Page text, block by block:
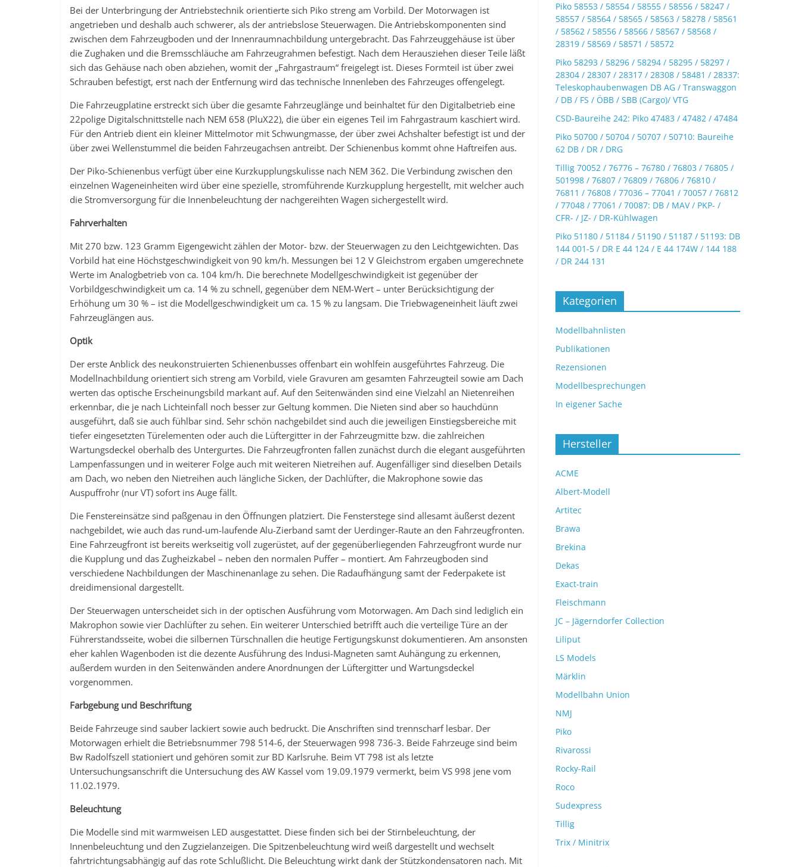
Bei der Unterbringung der Antriebstechnik orientierte sich Piko streng am Vorbild. Der Motorwagen ist
angetrieben und deshalb auch schwerer, als der antriebslose Steuerwagen. Die Antriebskomponenten sind
zwischen dem Fahrzeugboden und der Innenraumnachbildung untergebracht. Das Fahrzeuggehäuse ist über
die Zughaken und die Bremsschläuche am Fahrzeugrahmen befestigt. Nach dem Herausziehen dieser Teile läßt
sich das Gehäuse nach oben abziehen, womit der „Fahrgastraum“ freigelegt ist. Dieses Formteil ist über zwei
Schrauben befestigt, erst nach der Entfernung wird das technische Innenleben des Fahrzeuges offengelegt.
Die Fahrzeugplatine erstreckt sich über die gesamte Fahrzeuglänge und beinhaltet für den Digitalbetrieb eine
22polige Digitalschnittstelle nach NEM 658 (PluX22), die über ein eigenes Teil im Fahrgastraum kaschiert wird.
Für den Antrieb dient ein kleiner Mittelmotor mit Schwungmasse, der über zwei Achshalter befestigt ist und der
über zwei Wellenstummel die beiden Fahrzeugachsen antreibt. Der Schienenbus kommt ohne Haftreifen aus.
Der Piko-Schienenbus verfügt über eine Kurzkupplungskulisse nach NEM 362. Die Verbindung zwischen den
einzelnen Wageneinheiten wird über eine spezielle, stromführende Kurzkupplung hergestellt, mit welcher auch
die Stromversorgung für die Innenbeleuchtung der nachgereihten Wagen sichergestellt wird.
Fahrverhalten
Mit 270 bzw. 123 Gramm Eigengewicht zählen der Motor- bzw. der Steuerwagen zu den Leichtgewichten. Das
Vorbild hat eine Höchstgeschwindigkeit von 90 km/h. Messungen bei 12 V Gleichstrom ergaben umgerechnete
Werte im Analogbetrieb von ca. 104 km/h. Die berechnete Modellgeschwindigkeit ist gegenüber der
Vorbildgeschwindigkeit um ca. 14 % zu schnell, gegenüber dem NEM-Wert – unter Berücksichtigung der
Erhöhung um 30 % – ist die Modellgeschwindigkeit um ca. 15 % zu langsam. Die Triebwageneinheit läuft zwei
Fahrzeuglängen aus.
Optik
Der erste Anblick des neukonstruierten Schienenbusses offenbart ein wohlfein ausgeführtes Fahrzeug. Die
Modellnachbildung orientiert sich streng am Vorbild, viele Gravuren am gesamten Fahrzeugteil sowie am Dach
werten das optische Erscheinungsbild markant auf. Auf den Seitenwänden sind eine Vielzahl an Nietenreihen
erkennbar, die je nach Lichteinfall noch besser zur Geltung kommen. Die Nieten sind aber so hauchdünn
ausgeführt, daß sie auch fühlbar sind. Sehr schön nachgebildet sind auch die jeweiligen Einstiegsbereiche mit
tiefer eingesetzten Türelementen oder auch die Lüftergitter in der Fahrzeugmitte bzw. die zahlreichen
Wartungsdeckel oberhalb des Untergurtes. Die Fahrzeugfronten fallen zunächst durch die elegant ausgeführten
Lampenfassungen und in weiterer Folge auch mit weiteren Nietreihen auf. Augenfälliger sind dieselben Details
am Dach, wo neben den Nietreihen auch längliche Sicken, der Dachlüfter, die Makrophone sowie das
Auspuffrohr (nur VT) sofort ins Auge fällt.
Die Fenstereinsätze sind paßgenau in den Öffnungen platziert. Die Fensterstege sind allesamt äußerst dezent
nachgebildet, wie auch das rund-um-laufende Alu-Zierband samt der Uerdinger-Raute an den Fahrzeugfronten.
Eine Fahrzeugfront ist bereits werkseitig voll zugerüstet, auf der gegenüberliegenden Fahrzeugfront wurde nur
die Kupplung und das Zugheizkabel – neben den normalen Puffer – montiert. Am Fahrzeugboden sind
verschiedene Nachbildungen der Maschinenanlage zu sehen. Die Radaufhängung samt der Federpakete ist
dreidimensional dargestellt.
Der Steuerwagen unterscheidet sich in der optischen Ausführung vom Motorwagen. Am Dach sind lediglich ein
Makrophon sowie vier Dachlüfter zu sehen. Ein weiterer Unterschied betrifft auch die verteilige Türe an der
Führerstandsseite, wobei die silbernen Türschnallen die heutige Fertigungskunst dokumentieren. Am ansonsten
eher kahlen Wagenboden ist die dezente Ausführung des Indusi-Magneten samt Auhängung zu erkennen,
außerdem wurden in den Seitenwänden andere Anordnungen der Lüftergitter und Wartungsdeckel
vorgenommen.
Farbgebung und Beschriftung
Beide Fahrzeuge sind sauber lackiert sowie auch bedruckt. Die Anschriften sind trennscharf lesbar. Der
Motorwagen erhielt die Betriebsnummer 798 514-6, der Steuerwagen 998 736-3. Beide Fahrzeuge sind beim
Bw Radolfszell stationiert und gehören somit zur BD Karlsruhe. Beim VT 798 ist als letzte
Untersuchungsanschrift die Untersuchung des AW Kassel vom 19.09.1979 vermerkt, beim VS 998 jene vom
11.02.1979.
Beleuchtung
Die Modelle sind mit warmweisen LED ausgestattet. Diese finden sich bei der Stirnbeleuchtung, der
Innenbeleuchtung und den Zugzielanzeigen. Die Spitzenbeleuchtung wird weiß dargestellt und wechselt
fahrtrichtungsabhängig auf das rote Schlußlicht. Die Beleuchtung wirkt dank der Stützkondensatoren nach. Mit
Piko 58553 / 58554 / 58555 / 58556 / 58247 /
58557 / 58564 / 58565 / 58563 / 58278 / 58561
/ 58562 / 58556 / 58566 / 58567 / 58568 /
28319 / 58569 / 58571 / 58572
Piko 58293 / 58296 / 58294 / 58295 / 58297 /
28304 / 28307 / 28317 / 28308 / 58481 / 28337:
Teleskophaubenwagen DB AG / Transwaggon
/ DB / FS / ÖBB / SBB (Cargo)/ VTG
CSD-Baureihe 242: Piko 47483 / 47482 / 47484
Piko 50700 / 50704 / 50707 / 50710: Baureihe
62 DB / DR / DRG
Tillig 70052 / 76776 – 76780 / 76803 / 76805 /
501998 / 76807 / 76809 / 76806 / 76810 /
76811 / 76808 / 77036 – 77041 / 70057 / 76812
/ 77048 / 77061 / 70087: DB / MAV / PKP- /
CFR- / JZ- / DR-Kühlwagen
Piko 51180 / 51184 / 51190 / 51187 / 51193: DB
144 001-5 / DR E 44 124 / E 44 174W / 144 188
/ DR 244 131
Kategorien
Modellbahnlisten
Publikationen
Rezensionen
Modellbesprechungen
In eigener Sache
Hersteller
ACME
Albert-Modell
Artitec
Brawa
Brekina
Dekas
Exact-train
Fleischmann
JC – Jägerndorfer Collection
Liliput
LS Models
Märklin
Modellbahn Union
NMJ
Piko
Rivarossi
Rocky-Rail
Roco
Sudexpress
Tillig
Trix / Minitrix